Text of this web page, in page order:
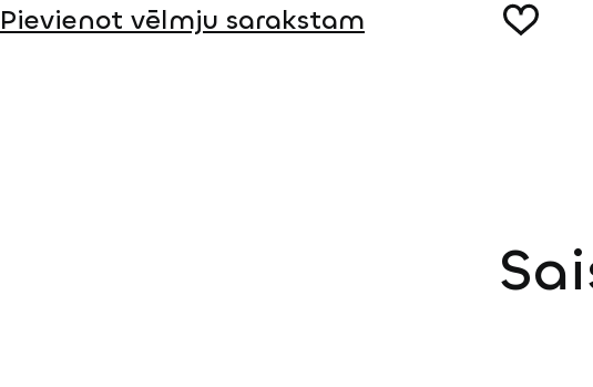
Pievienot vēlmju sarakstam